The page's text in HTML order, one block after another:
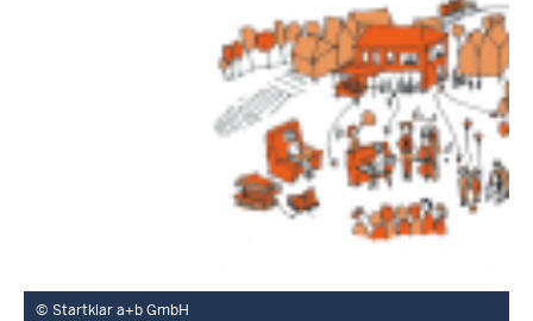
Startklar a+b GmbH